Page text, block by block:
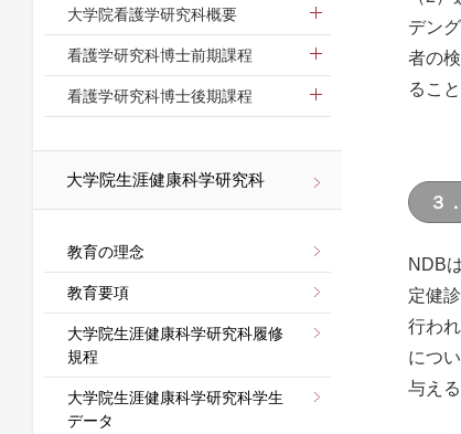
大学院看護学研究科概要
看護学研究科博士前期課程
看護学研究科博士後期課程
大学院生涯健康科学研究科
教育の理念
教育要項
大学院生涯健康科学研究科履修
規程
大学院生涯健康科学研究科学生
データ
デン
者の
るこ
３
NDB
定健
行わ
につ
与え